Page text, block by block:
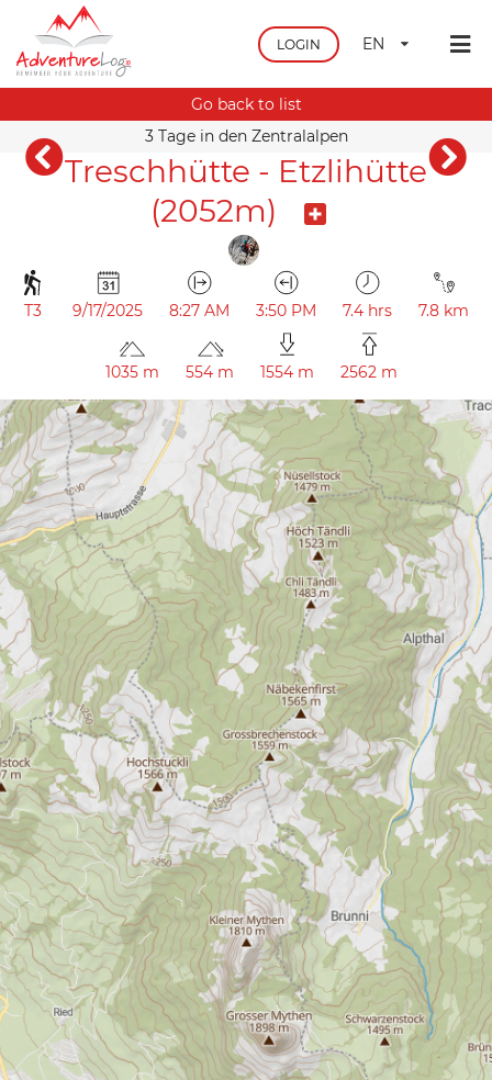
LOGIN EN
Go back to list
3 Tage in den Zentralalpen
Treschhütte - Etzlihütte
(2052m)
T3 9/17/2025 8:27 AM 3:50 PM 7.4 hrs 7.8 km
1035 m 554 m 1554 m 2562 m